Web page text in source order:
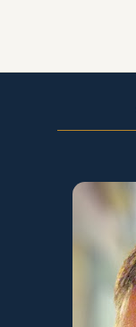
FOLLOW ON INSTAGRAM